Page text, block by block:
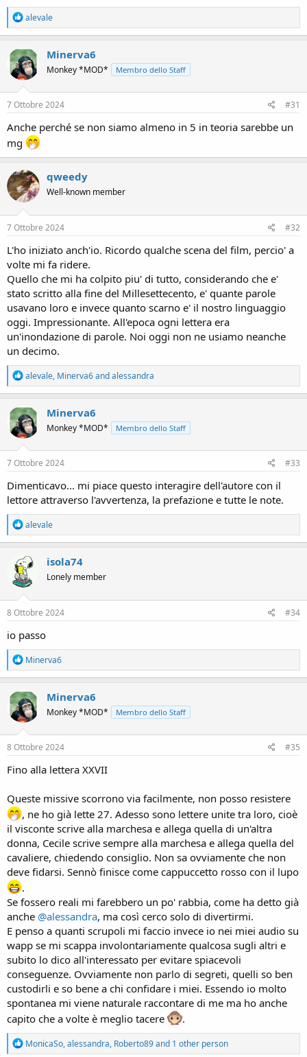
R
e
a
c
t
i
o
n
s
alevale
Minerva6
Monkey *MOD* Membro dello Staff
7 Ottobre 2024 #31
Anche perché se non siamo almeno in 5 in teoria sarebbe un
mg
qweedy
Well-known member
7 Ottobre 2024 #32
L'ho iniziato anch'io. Ricordo qualche scena del film, percio' a
volte mi fa ridere.
Quello che mi ha colpito piu' di tutto, considerando che e'
stato scritto alla fine del Millesettecento, e' quante parole
usavano loro e invece quanto scarno e' il nostro linguaggio
oggi. Impressionante. All'epoca ogni lettera era
un'inondazione di parole. Noi oggi non ne usiamo neanche
un decimo.
R
e
a
c
t
i
o
n
s
alevale, Minerva6andalessandra
Minerva6
Monkey *MOD* Membro dello Staff
7 Ottobre 2024 #33
Dimenticavo... mi piace questo interagire dell'autore con il
lettore attraverso l'avvertenza, la prefazione e tutte le note.
R
e
a
c
t
i
o
n
s
alevale
isola74
Lonely member
8 Ottobre 2024 #34
io passo
R
e
a
c
t
i
o
n
s
Minerva6
Minerva6
Monkey *MOD* Membro dello Staff
8 Ottobre 2024 #35
Fino alla lettera XXVII
Queste missive scorrono via facilmente, non posso resistere
, ne ho già lette 27. Adesso sono lettere unite tra loro, cioè
il visconte scrive alla marchesa e allega quella di un'altra
donna, Cecile scrive sempre alla marchesa e allega quella del
cavaliere, chiedendo consiglio. Non sa ovviamente che non
deve fidarsi. Sennò finisce come cappuccetto rosso con il lupo
.
Se fossero reali mi farebbero un po' rabbia, come ha detto già
anche @alessandra, ma così cerco solo di divertirmi.
E penso a quanti scrupoli mi faccio invece io nei miei audio su
wapp se mi scappa involontariamente qualcosa sugli altri e
subito lo dico all'interessato per evitare spiacevoli
conseguenze. Ovviamente non parlo di segreti, quelli so ben
custodirli e so bene a chi confidare i miei. Essendo io molto
spontanea mi viene naturale raccontare di me ma ho anche
capito che a volte è meglio tacere
.
R
e
MonicaSo,alessandra, Roberto89and 1 other person